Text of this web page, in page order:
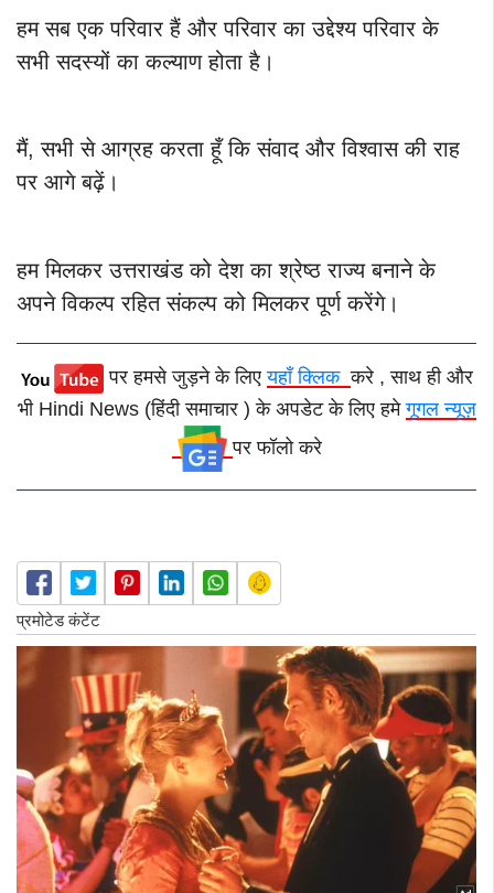
हम सब एक परिवार हैं और परिवार का उद्देश्य परिवार के
सभी सदस्यों का कल्याण होता है।
मैं, सभी से आग्रह करता हूँ कि संवाद और विश्वास की राह
पर आगे बढ़ें।
हम मिलकर उत्तराखंड को देश का श्रेष्ठ राज्य बनाने के
अपने विकल्प रहित संकल्प को मिलकर पूर्ण करेंगे।
पर हमसे जुड़ने के लिएयहाँ क्लिककरे , साथ ही और
भी Hindi News (हिंदी समाचार ) के अपडेट के लिए हमेगूगल न्यूज़
पर फॉलो करे